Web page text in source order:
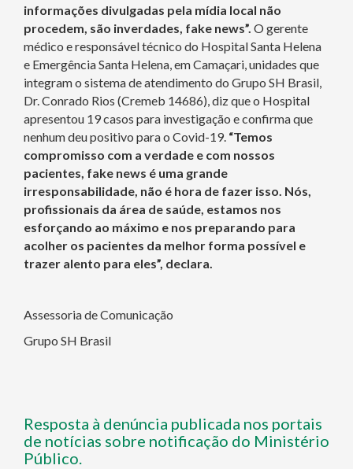
informações divulgadas pela mídia local não
procedem, são inverdades, fake news”. O gerente
médico e responsável técnico do Hospital Santa Helena
e Emergência Santa Helena, em Camaçari, unidades que
integram o sistema de atendimento do Grupo SH Brasil,
Dr. Conrado Rios (Cremeb 14686), diz que o Hospital
apresentou 19 casos para investigação e confirma que
nenhum deu positivo para o Covid-19. “Temos
compromisso com a verdade e com nossos
pacientes, fake news é uma grande
irresponsabilidade, não é hora de fazer isso. Nós,
profissionais da área de saúde, estamos nos
esforçando ao máximo e nos preparando para
acolher os pacientes da melhor forma possível e
trazer alento para eles”, declara.
Assessoria de Comunicação
Grupo SH Brasil
Resposta à denúncia publicada nos portais
de notícias sobre notificação do Ministério
Público.